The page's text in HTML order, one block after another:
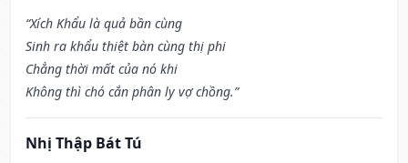
“Xích Khẩu là quả bần cùng
Sinh ra khẩu thiệt bàn cùng thị phi
Chẳng thời mất của nó khi
Không thì chó cắn phân ly vợ chồng.”
Nhị Thập Bát Tú